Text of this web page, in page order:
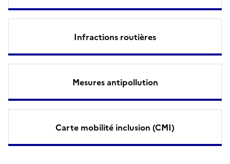
Infractions routières
Mesures antipollution
Carte mobilité inclusion (CMI)